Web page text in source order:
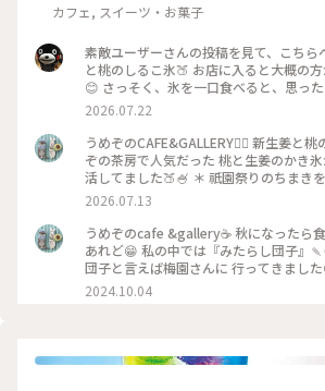
カフェ, スイーツ・お菓子
素敵ユーザーさんの投稿を見て、こちら
と桃のしるこ氷🍑 お店に入ると大概の
😊 さっそく、氷を一口食べると、思っ
姜の風味が口いっぱい広がります🥰 氷
桃も程よい量で、食べ進めると下には
るこなんですね〜🤔 頼んだ時は、何でだ
るほど〜です😘 この後も、山鉾巡りな
汗💦になるけど、 真夏に食べるかき氷🍧
2026.07.22
うめぞのCAFE&GALLERY🏳️‍🌈 新生姜と
ぞの茶房で人気だった 桃と生姜のかき
活してました🍑🍧 ＊ 祇園祭りのちまき
寄ろうかなどうしようかな？と 考えな
の看板でていたので スルーできません
る新生姜のシロップが すごいアクセン
にみずみずしい桃のスライスを いただき
づらいですが 中にはもっちり白玉と そ
るので 最後には、しるこ氷としていた
き氷だけに🍧 私が最後の一杯だったよ
に幸せでした😊 ＊ ギャラリーでは風鈴
2026.07.13
うめぞのcafe &gallery☕️ 秋になったら
あれど😁 私の中では『みたらし団子』
団子と言えば梅園さんに 行ってきまし
みたらし団子のセット🩷 この小さなパ
て 小躍りです😁 パフェにはわらび餅と
しい 蜜がたっぷりのみたらし団子はやっ
2024.10.04